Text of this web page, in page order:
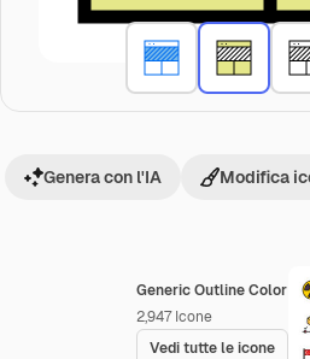
Generic Outline Color
2,947 Icone
Vedi tutte le icone
Genera con l'IA Modifica